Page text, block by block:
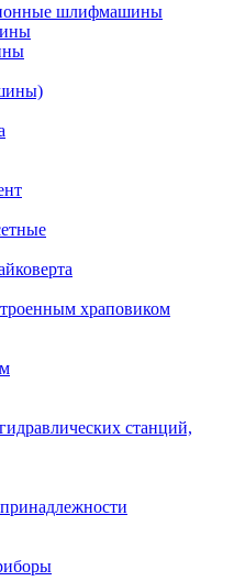
шлифмашины
храповиком
станций,